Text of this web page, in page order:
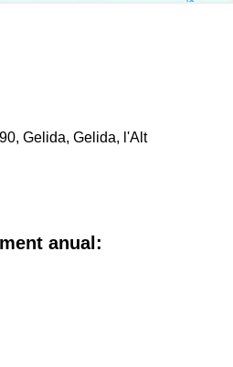
Gelida, Gelida, l'Alt
anual: